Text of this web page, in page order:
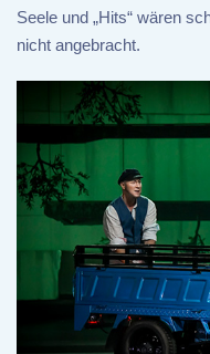
Seele und „Hits“ wären
nicht angebracht.